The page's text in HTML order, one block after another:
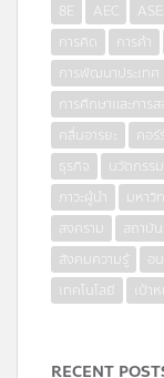
8E AEC
การคิด
การค้า
การพัฒนาประเทศ
การศึกษาและการส
คลื่นอารยะ
คอร์
ธุรกิจ
นวัตกรรม
ภาวะผู้นำ
มหาวิ
สงคราม
สถาบั
สังคมความรู้
อ
เทคโนโลยี
เป้า
RECENT